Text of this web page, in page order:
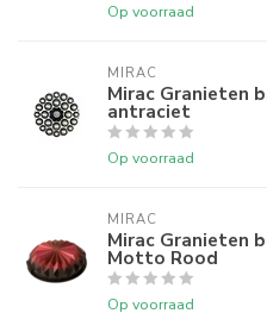
Op voorraad
MIRAC
Mirac Granieten
antraciet
Op voorraad
MIRAC
Mirac Granieten
Motto Rood
Op voorraad